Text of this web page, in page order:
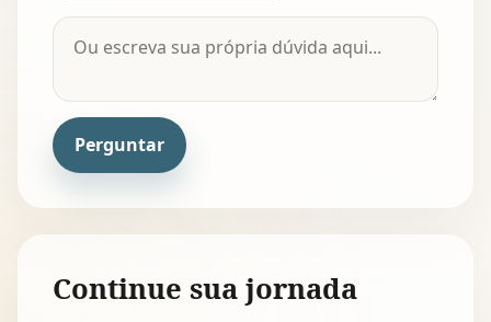
Perguntar
Continue sua jornada